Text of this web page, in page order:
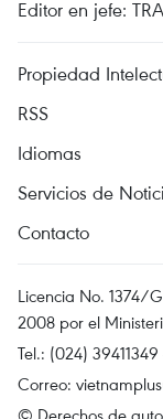
Editor en jefe:
Propiedad
RSS
Idiomas
Servicios de
Contacto
Licencia No. 1374/
2008 por el
Tel.: (024)
Correo: